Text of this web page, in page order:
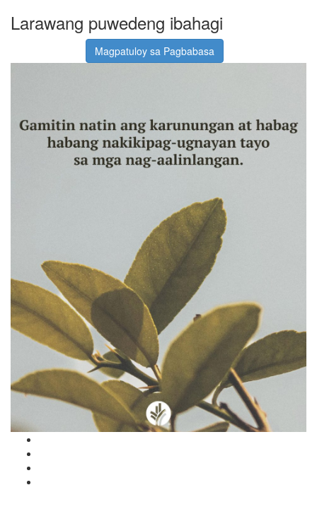
Larawang puwedeng ibahagi
Magpatuloy sa Pagbabasa